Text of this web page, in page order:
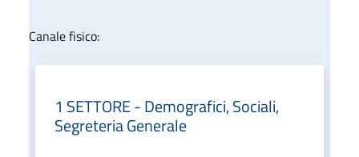
Canale fisico:
1 SETTORE - Demografici, Sociali,
Segreteria Generale